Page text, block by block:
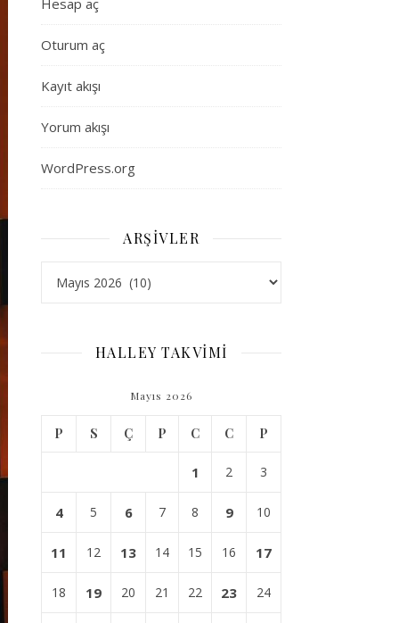
Hesap aç
Oturum aç
Kayıt akışı
Yorum akışı
WordPress.org
ARŞIVLER
HALLEY TAKVİMİ
Mayıs 2026
P S Ç P C C P
1 2 3
4 5 6 7 8 9 10
11 12 13 14 15 16 17
18 19 20 21 22 23 24